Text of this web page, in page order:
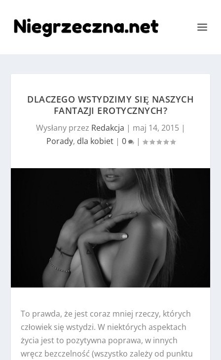
DLACZEGO WSTYDZIMY SIĘ NASZYCH
FANTAZJI EROTYCZNYCH?
Wysłany przez Redakcja | maj 14, 2015|
Porady, dla kobiet| 0 |
To prawda, że jest coraz mniej rzeczy, których
człowiek się wstydzi. W niektórych aspektach
życia jest to pozytywna poprawa, w innych
wręcz bezczelność (wszystko zależy od punktu